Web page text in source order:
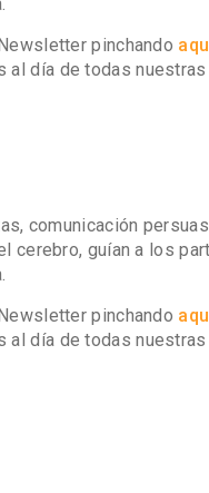
pinchando
día de todas nuestras
comunicación
cerebro, guían a los
pinchando
día de todas nuestras